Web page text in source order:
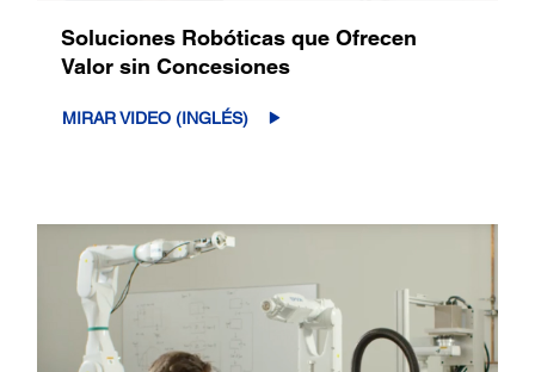
Soluciones Robóticas que Ofrecen
Valor sin Concesiones
MIRAR VIDEO (INGLÉS)